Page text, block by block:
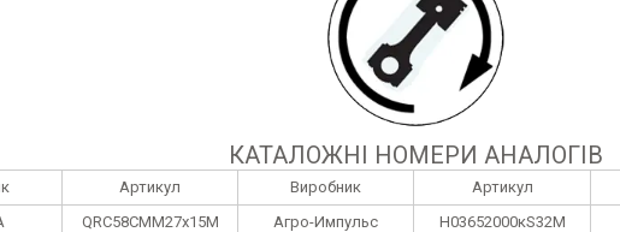
КАТАЛОЖНІ НОМЕРИ АНАЛОГІВ
Артикул Виробник Артикул
QRC58CMM27х15M Агро-Импульс Н03652000кS32М